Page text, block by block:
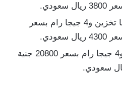
الإصدار بسعة 256 جيجا تخزين و4 جيجا رام بسعر
سعة 512 جيجا تخزين و4 جيجا رام بسعر 20800 جنية